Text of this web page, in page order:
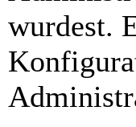
wurdest.